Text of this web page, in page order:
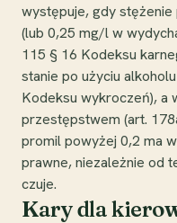
występuje, gdy
(lub 0,25 mg/l w
115 § 16 Kodeksu
stanie po użyciu
Kodeksu wykroczeń), a
przestępstwem (art.
promil powyżej 0,2 ma
prawne, niezależnie od
czuje.
Kary dla